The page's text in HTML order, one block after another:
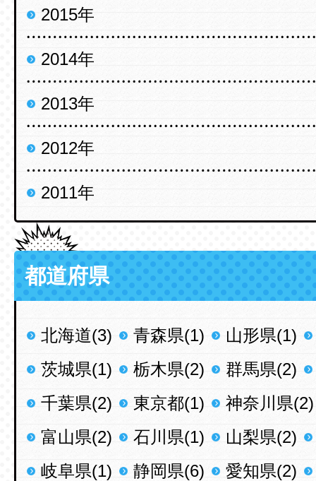
2015年
2014年
2013年
2012年
2011年
都道府県
北海道(3) 青森県(1)
山形県(1)
茨城県(1)
栃木県(2)
群馬県(2)
千葉県(2)
東京都(1)
神奈川県(2)
富山県(2)
石川県(1)
山梨県(2)
岐阜県(1)
静岡県(6)
愛知県(2)